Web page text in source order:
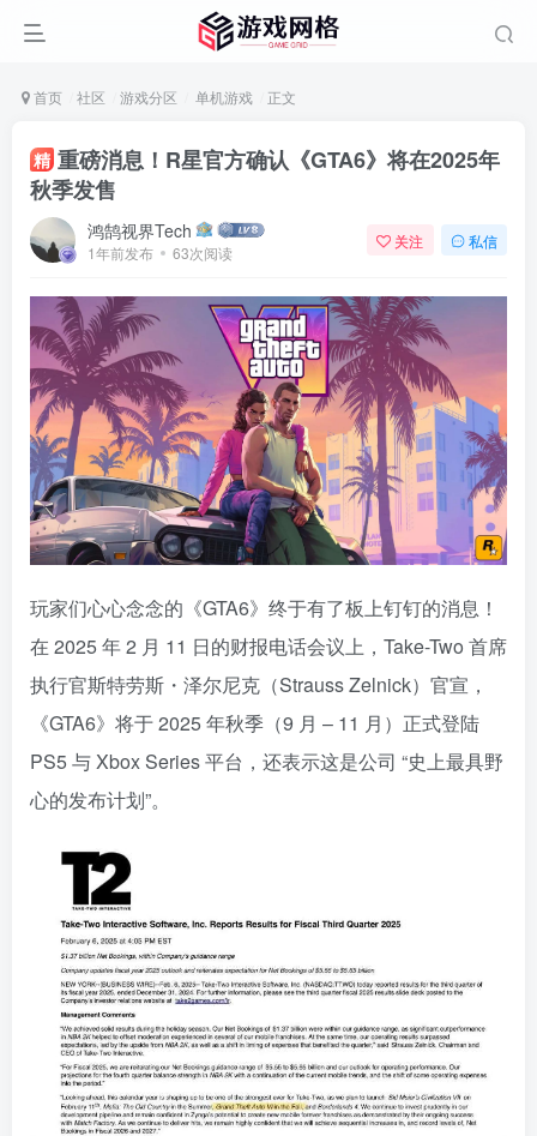
关注
首页 社区 游戏分区 单机游戏 正文
精 重磅消息！R星官方确认《GTA6》将在2025年
秋季发售
鸿鹄视界Tech
1年前发布 63次阅读
关注 私信
玩家们心心念念的《GTA6》终于有了板上钉钉的消息！
在 2025 年 2 月 11 日的财报电话会议上，Take-Two 首席
执行官斯特劳斯・泽尔尼克（Strauss Zelnick）官宣，
《GTA6》将于 2025 年秋季（9 月 – 11 月）正式登陆
PS5 与 Xbox Series 平台，还表示这是公司 “史上最具野
心的发布计划”。